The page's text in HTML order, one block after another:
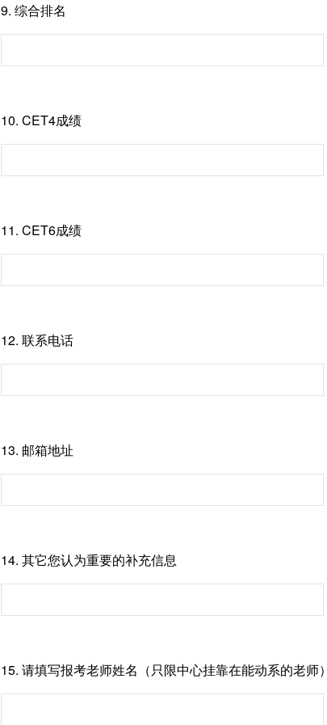
9. 综合排名
10. CET4成绩
11. CET6成绩
12. 联系电话
13. 邮箱地址
14. 其它您认为重要的补充信息
15. 请填写报考老师姓名（只限中心挂靠在能动系的老师）